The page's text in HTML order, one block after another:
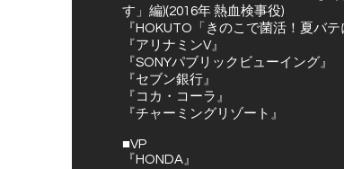
す」編)(2016年 熱血検事役)
『HOKUTO「きのこで菌活！夏バ
『アリナミンV』
『SONYパブリックビューイング』
『セブン銀行』
『コカ・コーラ』
『チャーミングリゾート』
■VP
『HONDA』